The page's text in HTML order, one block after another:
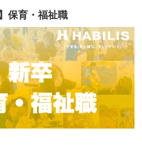
くっていく」ことも私たちは大切にし
って、今できることから始め、未来の
いける場所でありたいと願っています。
HABILISで広がっていくことを心から応援
こちら⇩
保育・福祉職